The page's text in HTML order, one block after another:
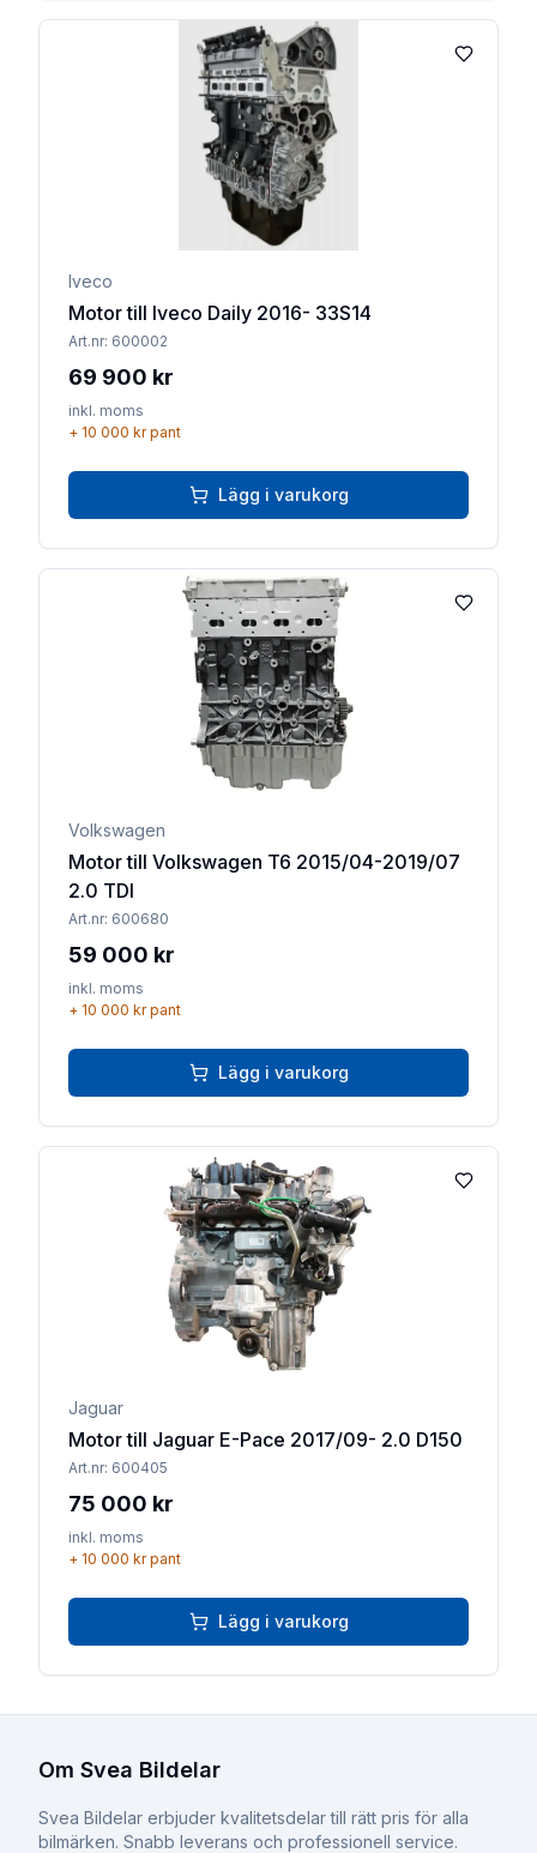
Lägg till
Iveco
Motor till Iveco Daily 2016- 33S14
Art.nr: 600002
69 900 kr
inkl. moms
+ 10 000 krpant
Lägg i varukorg
Lägg till
Volkswagen
Motor till Volkswagen T6 2015/04-2019/07
2.0 TDI
Art.nr: 600680
59 000 kr
inkl. moms
+ 10 000 krpant
Lägg i varukorg
Lägg till
Jaguar
Motor till Jaguar E-Pace 2017/09- 2.0 D150
Art.nr: 600405
75 000 kr
inkl. moms
+ 10 000 krpant
Lägg i varukorg
Om Svea Bildelar
Svea Bildelar erbjuder kvalitetsdelar till rätt pris för alla
bilmärken. Snabb leverans och professionell service.